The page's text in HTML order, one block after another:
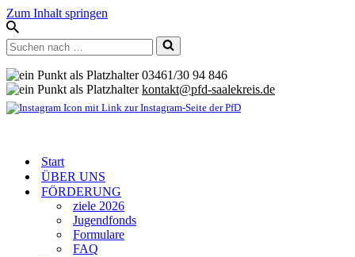
Zum Inhalt springen
Suchen
nach …
03461/30 94 846
kontakt@pfd-saalekreis.de
Start
ÜBER UNS
FÖRDERUNG
ziele 2026
Jugendfonds
Formulare
FAQ